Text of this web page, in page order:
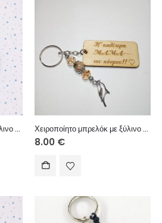
Χειροποίητο μπρελόκ με ξύλινο στοιχείο, ακρυλική χάντρα, χειροποίητη φούντα. Χειροποίητο μπρελόκ με ξύλινο στοιχείο, ακρυλικές χάντρες και μεταλλικά στοιχεία.
8.00 €